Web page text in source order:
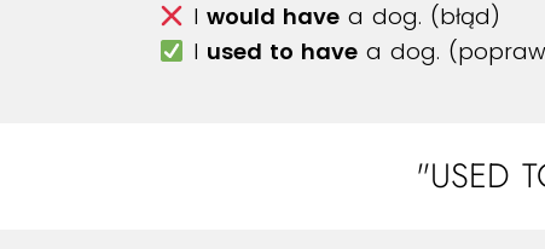
I would havea dog. (błąd)
I used to havea dog.
"USED